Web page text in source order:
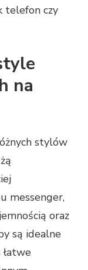
telefon czy
na
stylów
messenger,
oraz
są idealne
łatwe